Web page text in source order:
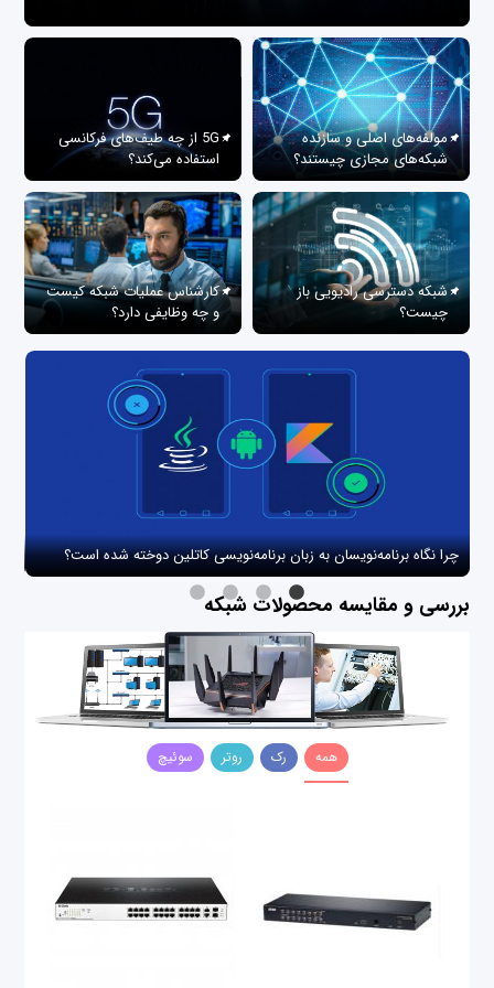
مولفه‌های اصلی و سازنده
شبکه‌های مجازی چیستند؟
5G از چه طیف‌های فرکانسی
استفاده می‌کند؟
شبکه دسترسی رادیویی باز
چیست؟
کارشناس عملیات شبکه کیست
و چه وظایفی دارد؟
چرا نگاه برنامه‌نویسان به زبان برنامه‌نویسی کاتلین دوخته شده است؟
بررسی و مقایسه محصولات شبکه
همه رک روتر سوئیچ